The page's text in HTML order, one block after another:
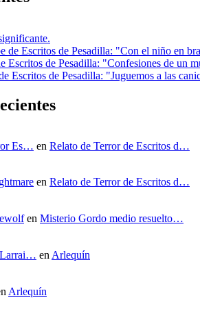
de Escritos de Pesadilla: "Con el niño en
Escritos de Pesadilla: "Confesiones de un
Escritos de Pesadilla: "Juguemos a las
Es… en Relato de Terror de Escritos d…
en Relato de Terror de Escritos d…
en Misterio Gordo medio resuelto…
Larrai… en Arlequín
Arlequín